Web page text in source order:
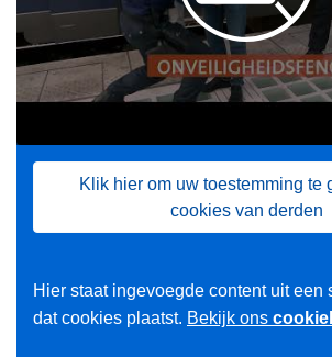
Klik hier om uw toestemming te
cookies van derden
Hier staat ingevoegde content uit een
dat cookies plaatst. Bekijk ons